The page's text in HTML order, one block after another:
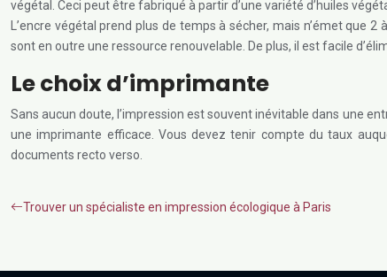
végétal. Ceci peut être fabriqué à partir d’une variété d’huiles
L’encre végétal prend plus de temps à sécher, mais n’émet que
sont en outre une ressource renouvelable. De plus, il est facile
Le choix d’imprimante
Sans aucun doute, l’impression est souvent inévitable dans une
une imprimante efficace. Vous devez tenir compte du taux
documents recto verso.
Trouver un spécialiste en impression écologique à Paris